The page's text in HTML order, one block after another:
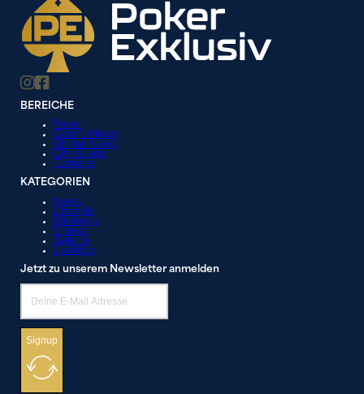
BEREICHE
Poker
Casino News
Online News
City Guide
Turniere
KATEGORIEN
News
Lifestyle
Strategie
Videos
Galerie
Liveblog
Jetzt zu unserem Newsletter anmelden
Signup